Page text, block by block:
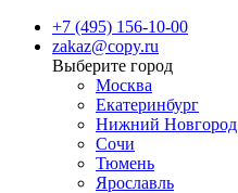
+7 (495) 156-10-00
zakaz@copy.ru
Москва
Екатеринбург
Нижний Новгород
Сочи
Тюмень
Ярославль